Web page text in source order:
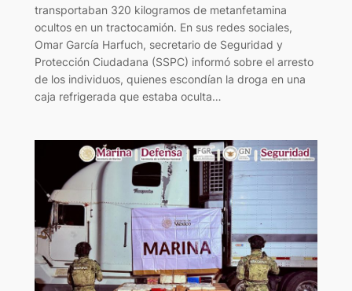
transportaban 320 kilogramos de metanfetamina
ocultos en un tractocamión. En sus redes sociales,
Omar García Harfuch, secretario de Seguridad y
Protección Ciudadana (SSPC) informó sobre el arresto
de los individuos, quienes escondían la droga en una
caja refrigerada que estaba oculta…